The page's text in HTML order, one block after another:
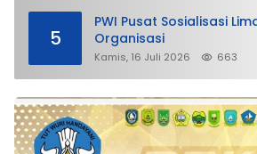
5
PWI Pusat Sosialisasi
Organisasi
Kamis, 16 Juli 2026 663